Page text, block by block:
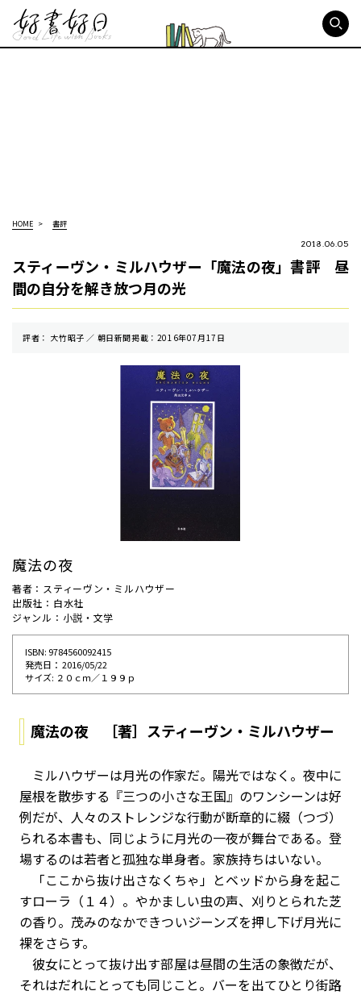
HOME 書評
2018.06.05
スティーヴン・ミルハウザー「魔法の夜」書評 昼
間の自分を解き放つ月の光
評者： 大竹昭子 ／ 朝⽇新聞掲載：2016年07月17日
魔法の夜
著者：スティーヴン・ミルハウザー
出版社：白水社
ジャンル：小説・文学
ISBN: 9784560092415
発売⽇： 2016/05/22
サイズ: ２０ｃｍ／１９９ｐ
魔法の夜 ［著］スティーヴン・ミルハウザー
ミルハウザーは月光の作家だ。陽光ではなく。夜中に
屋根を散歩する『三つの小さな王国』のワンシーンは好
例だが、人々のストレンジな行動が断章的に綴（つづ）
られる本書も、同じように月光の一夜が舞台である。登
場するのは若者と孤独な単身者。家族持ちはいない。
「ここから抜け出さなくちゃ」とベッドから身を起こ
すローラ（１４）。やかましい虫の声、刈りとられた芝
の香り。茂みのなかできついジーンズを押し下げ月光に
裸をさらす。
彼女にとって抜け出す部屋は昼間の生活の象徴だが、
それはだれにとっても同じこと。バーを出てひとり街路